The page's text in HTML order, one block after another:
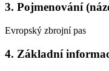
3. Pojmenování
Evropský zbrojní pas
4. Základní